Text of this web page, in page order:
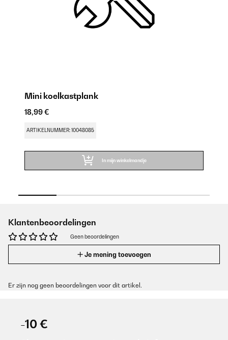
Mini koelkastplank
18,99 €
ARTIKELNUMMER: 10048085
In mijn winkelmandje
Klantenbeoordelingen
Geen beoordelingen
Je mening toevoegen
Er zijn nog geen beoordelingen voor dit artikel.
-10 €